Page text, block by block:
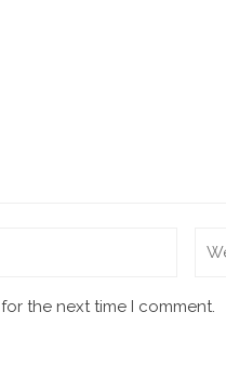
the next time I comment.